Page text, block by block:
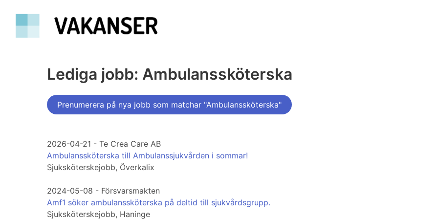
Lediga jobb: Ambulanssköterska
Prenumerera på nya jobb som matchar "Ambulanssköterska"
2026-04-21 - Te Crea Care AB
Ambulanssköterska till Ambulanssjukvården i sommar!
Sjuksköterskejobb, Överkalix
2024-05-08 - Försvarsmakten
Amf1 söker ambulanssköterska på deltid till sjukvårdsgrupp.
Sjuksköterskejobb, Haninge